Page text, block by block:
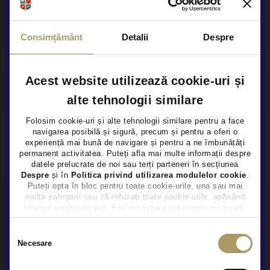
Consimțământ Detalii Despre
Acest website utilizează cookie-uri și
alte tehnologii similare
Folosim cookie-uri și alte tehnologii similare pentru a face
navigarea posibilă și sigură, precum și pentru a oferi o
experiență mai bună de navigare și pentru a ne îmbunătăți
permanent activitatea. Puteți afla mai multe informații despre
datele prelucrate de noi sau terți parteneri în secțiunea
Despre și în Politica privind utilizarea modulelor cookie.
Puteți opta în bloc pentru toate cookie-urile, una sau mai
multe categorii sau să refuzați toate cookie-urile, apăsând
butonul corespunzător. Fac excepție cookie-urile necesare,
care sunt activate automat, conform legislației în vigoare.
Necesare
Contract Buy-Back & Trade-In
Depunem toate eforturile ca informatiile
prezentate aici sa fie corecte si transparente. Cu
toate acestea, la incarcarea lor pe site, este
posibil sa intervina erori umane, inevitabile,
×